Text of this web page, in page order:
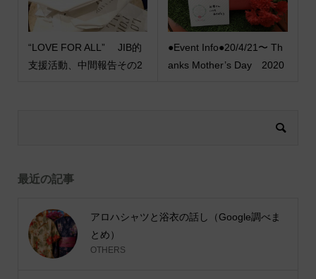
“LOVE FOR ALL” JIB的
支援活動、中間報告その2
●Event Info●20/4/21〜 Th
anks Mother’s Day 2020
最近の記事
アロハシャツと浴衣の話し（Google調べま
とめ）
OTHERS